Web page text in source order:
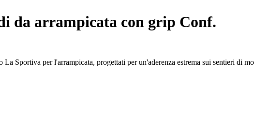
da arrampicata con grip Conf.
Sportiva per l'arrampicata, progettati per un'aderenza estrema sui sentieri di